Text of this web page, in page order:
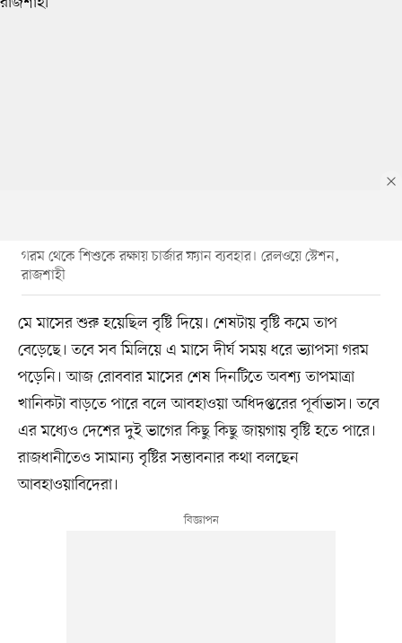
গরম থেকে শিশুকে রক্ষায় চার্জার ফ্যান ব্যবহার। রেলওয়ে স্টেশন,
রাজশাহী
মে মাসের শুরু হয়েছিল বৃষ্টি দিয়ে। শেষটায় বৃষ্টি কমে তাপ
বেড়েছে। তবে সব মিলিয়ে এ মাসে দীর্ঘ সময় ধরে ভ্যাপসা গরম
পড়েনি। আজ রোববার মাসের শেষ দিনটিতে অবশ্য তাপমাত্রা
খানিকটা বাড়তে পারে বলে আবহাওয়া অধিদপ্তরের পূর্বাভাস। তবে
এর মধ্যেও দেশের দুই ভাগের কিছু কিছু জায়গায় বৃষ্টি হতে পারে।
রাজধানীতেও সামান্য বৃষ্টির সম্ভাবনার কথা বলছেন
আবহাওয়াবিদেরা।